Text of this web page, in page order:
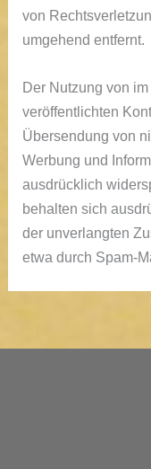
von
umgehend entfernt.
Der Nutzung von
veröffentlichten
Übersendung von
Werbung und
ausdrücklich
behalten sich
der unverlangten
etwa durch Spam-